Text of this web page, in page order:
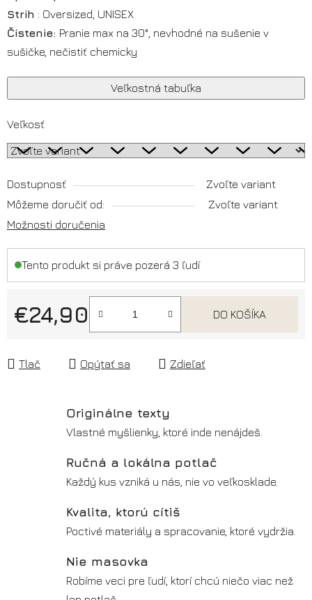
Strih : Oversized, UNISEX
Čistenie: Pranie max na 30°, nevhodné na sušenie v
sušičke, nečistiť chemicky
Veľkostná tabuľka
Veľkosť
Dostupnosť
Zvoľte variant
Môžeme doručiť od:
Zvoľte variant
Možnosti doručenia
Tento produkt si práve pozerá 3 ľudí
€24,90
Jednotková cena:
DO KOŠÍKA
Tlač Opýtať sa Zdieľať
Originálne texty
Vlastné myšlienky, ktoré inde nenájdeš.
Ručná a lokálna potlač
Každý kus vzniká u nás, nie vo veľkosklade.
Kvalita, ktorú cítiš
Poctivé materiály a spracovanie, ktoré vydržia.
Nie masovka
Robíme veci pre ľudí, ktorí chcú niečo viac než